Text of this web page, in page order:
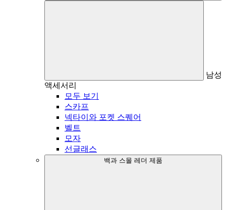
남성
액세서리
모두 보기
스카프
넥타이와 포켓 스퀘어
벨트
모자
선글래스
백과 스몰 레더 제품